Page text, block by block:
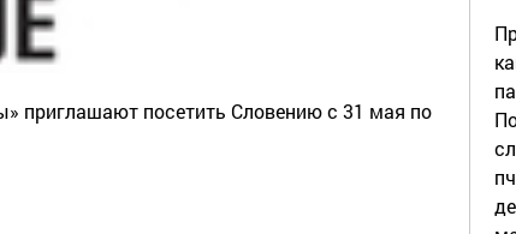
приглашают посетить Словению с 31 мая по